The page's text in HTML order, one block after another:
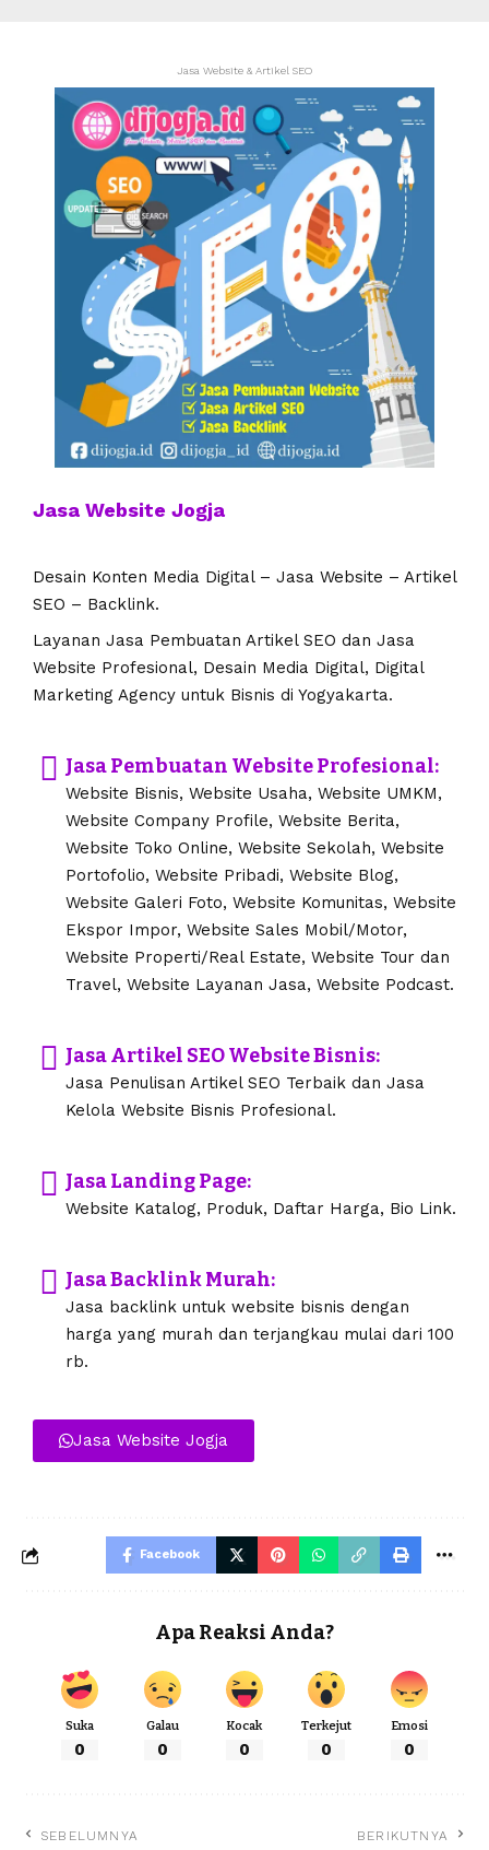
Jasa Website & Artikel SEO
Jasa Website Jogja
Desain Konten Media Digital – Jasa Website – Artikel
SEO – Backlink.
Layanan Jasa Pembuatan Artikel SEO dan Jasa
Website Profesional, Desain Media Digital, Digital
Marketing Agency untuk Bisnis di Yogyakarta.
Jasa Pembuatan Website Profesional:
Website Bisnis, Website Usaha, Website UMKM,
Website Company Profile, Website Berita,
Website Toko Online, Website Sekolah, Website
Portofolio, Website Pribadi, Website Blog,
Website Galeri Foto, Website Komunitas, Website
Ekspor Impor, Website Sales Mobil/Motor,
Website Properti/Real Estate, Website Tour dan
Travel, Website Layanan Jasa, Website Podcast.
Jasa Artikel SEO Website Bisnis:
Jasa Penulisan Artikel SEO Terbaik dan Jasa
Kelola Website Bisnis Profesional.
Jasa Landing Page:
Website Katalog, Produk, Daftar Harga, Bio Link.
Jasa Backlink Murah:
Jasa backlink untuk website bisnis dengan
harga yang murah dan terjangkau mulai dari 100
rb.
Jasa Website Jogja
Facebook
Apa Reaksi Anda?
Suka
0
Galau
0
Kocak
0
Terkejut
0
Emosi
0
SEBELUMNYA BERIKUTNYA